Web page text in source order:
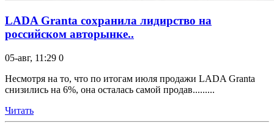
LADA Granta сохранила лидирство на
российском авторынке..
05-авг, 11:29 0
Несмотря на то, что по итогам июля продажи LADA Granta
снизились на 6%, она осталась самой продав.........
Читать